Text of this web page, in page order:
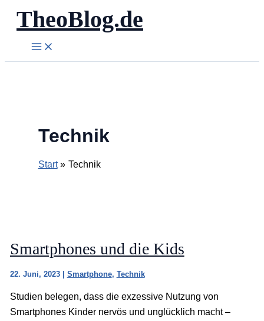
Zum
Inhalt
springen
TheoBlog.de
Technik
Start Technik
Smartphones und die Kids
22. Juni, 2023 | Smartphone, Technik
Studien belegen, dass die exzessive Nutzung von
Smartphones Kinder nervös und unglücklich macht –